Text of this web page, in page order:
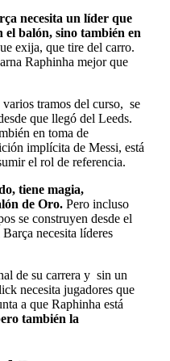
necesita un líder que
el balón, sino también en
exija, que tire del carro.
Raphinha mejor que
tramos del curso, se
que llegó del Leeds.
en toma de
implícita de Messi, está
el rol de referencia.
tiene magia,
de Oro. Pero incluso
se construyen desde el
necesita líderes
de su carrera y sin un
necesita jugadores que
a que Raphinha está
también la